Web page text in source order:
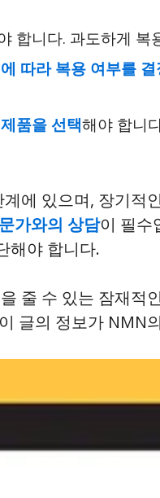
합니다. 과도하게 복
따라 복용 여부를 결
품을 선택해야 합니
에 있으며, 장기적
가와의 상담이 필수
해야 합니다.
줄 수 있는 잠재적
글의 정보가 NMN